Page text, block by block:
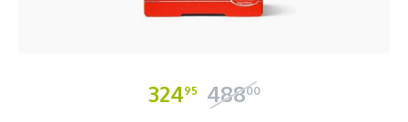
32495 48800